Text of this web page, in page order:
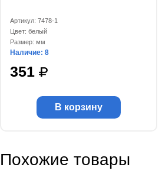
Артикул: 7478-1
Цвет: белый
Размер: мм
Наличие: 8
351
В корзину
Похожие товары